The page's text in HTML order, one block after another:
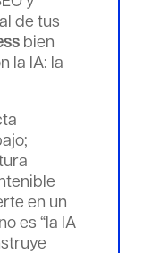
de tus
bien
la IA: la
en un
es “la IA